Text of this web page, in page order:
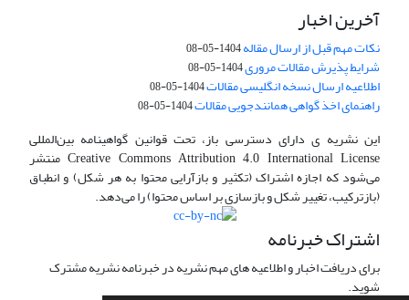
آخرین اخبار
نکات مهم قبل از ارسال مقاله1404-05-08
شرایط پذیرش مقالات مروری1404-05-08
اطلاعیه ارسال نسخه انگلیسی مقالات1404-05-08
راهنمای اخذ گواهی همانندجویی مقالات1404-05-08
این نشریه ی دارای دسترسی باز، تحت قوانین گواهینامه بین‌المللی
Creative Commons Attribution 4.0 International License منتشر
می‌شود که اجازه اشتراک (تکثیر و بازآرایی محتوا به هر شکل) و انطباق
(بازترکیب، تغییر شکل و بازسازی بر اساس محتوا) را می‌دهد.
اشتراک خبرنامه
برای دریافت اخبار و اطلاعیه های مهم نشریه در خبرنامه نشریه مشترک
شوید.